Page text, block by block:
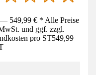
549,99 € * Alle Preise
und ggf. zzgl.
pro ST549,99